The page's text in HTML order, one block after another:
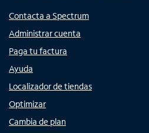
Contacta a Spectrum
Administrar cuenta
Paga tu factura
Ayuda
Localizador de tiendas
Optimizar
Cambia de plan